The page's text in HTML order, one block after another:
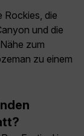
Rockies, die
und die
zum
zu einem